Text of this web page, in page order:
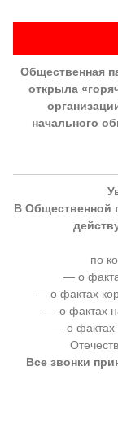
УСТАВ ГКУ
Доходы
Общественная
открыла
начального
В Общественной
по
— о
— о фактах
— о фактах
— о фактах
Все звонки